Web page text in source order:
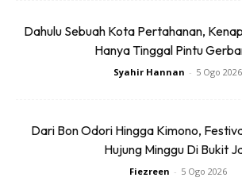
Dahulu Sebuah Kota Pertahanan,
Hanya Tinggal Pintu
Syahir Hannan - 5 Ogo 2026
Dari Bon Odori Hingga Kimono,
Hujung Minggu Di Bukit
Fiezreen - 5 Ogo 2026